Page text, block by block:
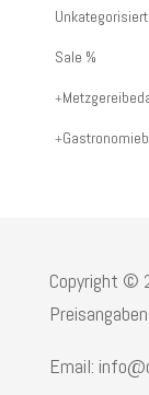
Artikelnummer
oder
Unkategorisiert
Sale %
Copyright ©
Email: